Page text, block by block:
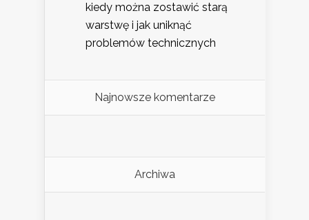
kiedy można zostawić starą
warstwę i jak uniknąć
problemów technicznych
Najnowsze komentarze
Archiwa